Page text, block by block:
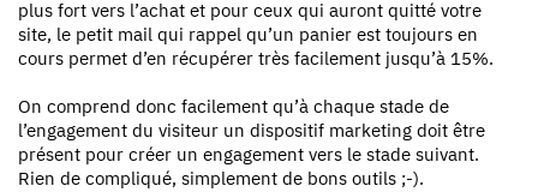
plus fort vers l’achat et pour ceux qui auront quitté votre
site, le petit mail qui rappel qu’un panier est toujours en
cours permet d’en récupérer très facilement jusqu’à 15%.
On comprend donc facilement qu’à chaque stade de
l’engagement du visiteur un dispositif marketing doit être
présent pour créer un engagement vers le stade suivant.
Rien de compliqué, simplement de bons outils ;-).